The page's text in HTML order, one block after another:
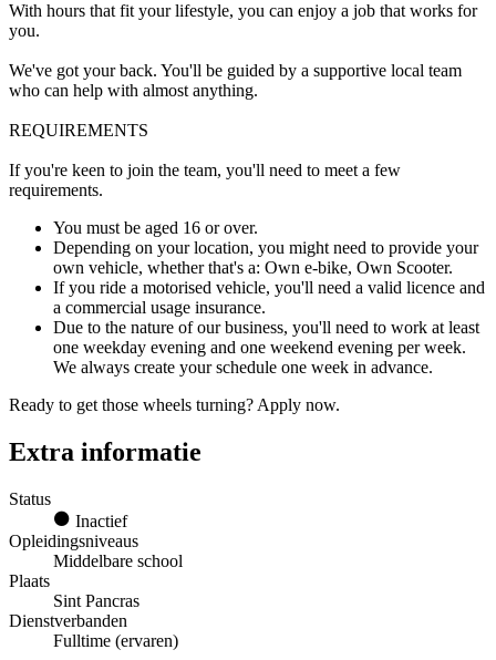
With hours that fit your lifestyle, you can enjoy a job that works for
you.
We've got your back. You'll be guided by a supportive local team
who can help with almost anything.
REQUIREMENTS
If you're keen to join the team, you'll need to meet a few
requirements.
You must be aged 16 or over.
Depending on your location, you might need to provide your
own vehicle, whether that's a: Own e-bike, Own Scooter.
If you ride a motorised vehicle, you'll need a valid licence and
a commercial usage insurance.
Due to the nature of our business, you'll need to work at least
one weekday evening and one weekend evening per week.
We always create your schedule one week in advance.
Ready to get those wheels turning? Apply now.
Extra informatie
Status
Inactief
Opleidingsniveaus
Middelbare school
Plaats
Sint Pancras
Dienstverbanden
Fulltime (ervaren)